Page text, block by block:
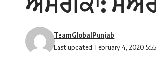
Last updated: February 4, 2020
TeamGlobalPunjab